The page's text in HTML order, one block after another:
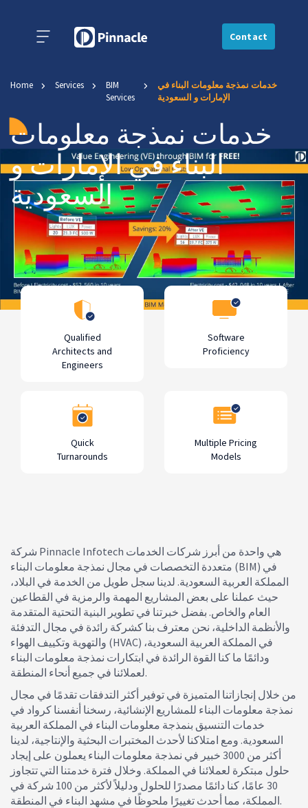
Contact
Home Services
BIM
Services
خدمات نمذجة معلومات البناء في
الإمارات و السعودية
خدمات نمذجة معلومات
البناء في الإمارات و
السعودية
Qualified
Architects and
Engineers
Software
Proficiency
Quick
Turnarounds
Multiple Pricing
Models
شركة Pinnacle Infotech هي واحدة من أبرز شركات الخدمات
متعددة التخصصات في مجال نمذجة معلومات البناء (BIM) في
المملكة العربية السعودية. لدينا سجل طويل من الخدمة في البلاد،
حيث عملنا على بعض المشاريع المهمة والرمزية في القطاعين
العام والخاص. بفضل خبرتنا في تطوير البنية التحتية المتقدمة
والأنظمة الداخلية، نحن معترف بنا كشركة رائدة في مجال التدفئة
والتهوية وتكييف الهواء (HVAC) في المملكة العربية السعودية،
ودائمًا ما كنا القوة الرائدة في ابتكارات نمذجة معلومات البناء
لعملائنا في جميع أنحاء المنطقة.
من خلال إنجازاتنا المتميزة في توفير أكثر التدفقات تقدمًا في مجال
نمذجة معلومات البناء للمشاريع الإنشائية، رسخنا أنفسنا كرواد في
خدمات التنسيق بنمذجة معلومات البناء في المملكة العربية
السعودية. ومع امتلاكنا لأحدث المختبرات البحثية والإنتاجية، لدينا
أكثر من 3000 خبير في نمذجة معلومات البناء يعملون على إيجاد
حلول مبتكرة لعملائنا في المملكة. وخلال فترة خدمتنا التي تتجاوز
30 عامًا، كنا دائمًا مصدرًا للحلول ودليلاً لأكثر من 100 شركة في
المملكة، مما أحدث تغييرًا ملحوظًا في مشهد البناء في المنطقة.